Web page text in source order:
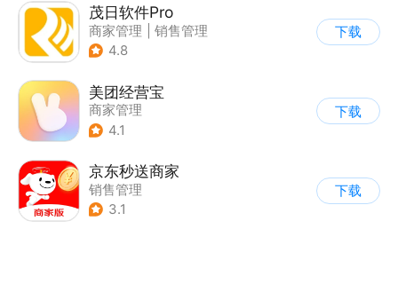
茂日软件Pro
商家管理
销售管理
4.8
下载
美团经营宝
商家管理
4.1
下载
京东秒送商家
销售管理
3.1
下载